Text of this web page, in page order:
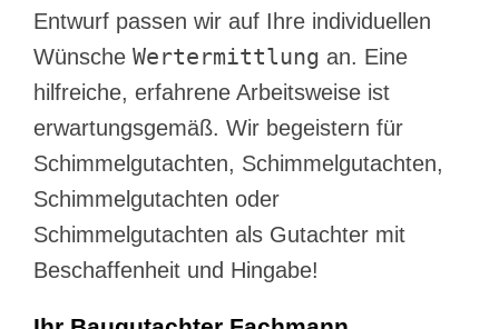
Entwurf passen wir auf Ihre individuellen
Wünsche Wertermittlung an. Eine
hilfreiche, erfahrene Arbeitsweise ist
erwartungsgemäß. Wir begeistern für
Schimmelgutachten, Schimmelgutachten,
Schimmelgutachten oder
Schimmelgutachten als Gutachter mit
Beschaffenheit und Hingabe!